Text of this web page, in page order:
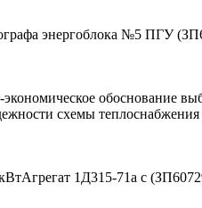
энергоблока №5 ПГУ
экономическое обоснование
схемы
1Д315-71а с